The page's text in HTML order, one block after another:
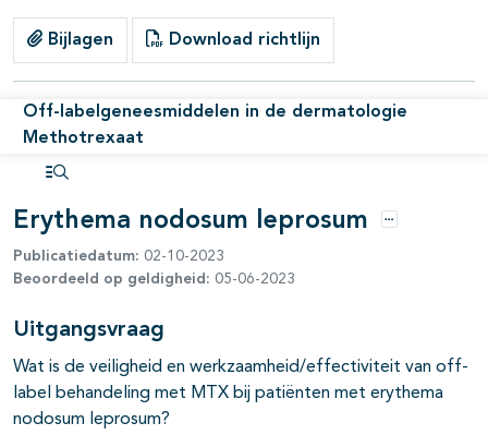
Bijlagen Download richtlijn
Off-labelgeneesmiddelen in de dermatologie
Methotrexaat
Erythema nodosum leprosum Opties
Publicatiedatum: 02-10-2023
Beoordeeld op geldigheid: 05-06-2023
Uitgangsvraag
Wat is de veiligheid en werkzaamheid/effectiviteit van off-
label behandeling met MTX bij patiënten met erythema
nodosum leprosum?